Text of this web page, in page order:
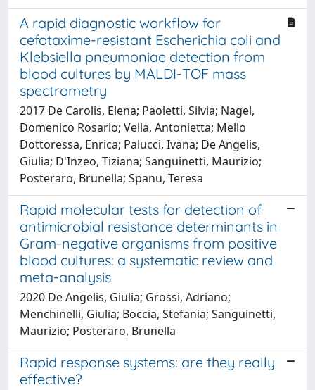
A rapid diagnostic workflow for
cefotaxime-resistant Escherichia coli and
Klebsiella pneumoniae detection from
blood cultures by MALDI-TOF mass
spectrometry
2017 De Carolis, Elena; Paoletti, Silvia; Nagel,
Domenico Rosario; Vella, Antonietta; Mello
Dottoressa, Enrica; Palucci, Ivana; De Angelis,
Giulia; D'Inzeo, Tiziana; Sanguinetti, Maurizio;
Posteraro, Brunella; Spanu, Teresa
Rapid molecular tests for detection of
antimicrobial resistance determinants in
Gram-negative organisms from positive
blood cultures: a systematic review and
meta-analysis
2020 De Angelis, Giulia; Grossi, Adriano;
Menchinelli, Giulia; Boccia, Stefania; Sanguinetti,
Maurizio; Posteraro, Brunella
Rapid response systems: are they really
effective?